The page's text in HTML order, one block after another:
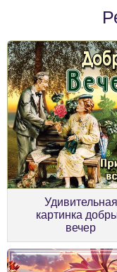
Удивительная
картинка
вечер